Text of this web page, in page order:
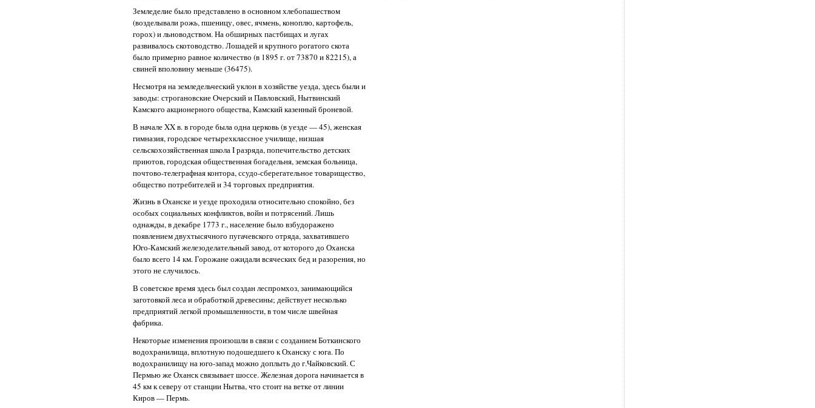
Земледелие было представлено в основном хлебопашеством
(возделывали рожь, пшеницу, овес, ячмень, коноплю, картофель,
горох) и льноводством. На обширных пастбищах и лугах
развивалось скотоводство. Лошадей и крупного рогатого скота
было примерно равное количество (в 1895 г. от 73870 и 82215), а
свиней вполовину меньше (36475).
Несмотря на земледельческий уклон в хозяйстве уезда, здесь были и
заводы: строгановские Очерский и Павловский, Нытвинский
Камского акционерного общества, Камский казенный броневой.
В начале XX в. в городе была одна церковь (в уезде — 45), женская
гимназия, городское четырехклассное училище, низшая
сельскохозяйственная школа I разряда, попечительство детских
приютов, городская общественная богадельня, земская больница,
почтово-телеграфная контора, ссудо-сберегательное товарищество,
общество потребителей и 34 торговых предприятия.
Жизнь в Оханске и уезде проходила относительно спокойно, без
особых социальных конфликтов, войн и потрясений. Лишь
однажды, в декабре 1773 г., население было взбудоражено
появлением двухтысячного пугачевского отряда, захватившего
Юго-Камский железоделательный завод, от которого до Оханска
было всего 14 км. Горожане ожидали всяческих бед и разорения, но
этого не случилось.
В советское время здесь был создан леспромхоз, занимающийся
заготовкой леса и обработкой древесины; действует несколько
предприятий легкой промышленности, в том числе швейная
фабрика.
Некоторые изменения произошли в связи с созданием Боткинского
водохранилища, вплотную подошедшего к Оханску с юга. По
водохранилищу на юго-запад можно доплыть до г.Чайковский. С
Пермью же Оханск связывает шоссе. Железная дорога начинается в
45 км к северу от станции Нытва, что стоит на ветке от линии
Киров — Пермь.